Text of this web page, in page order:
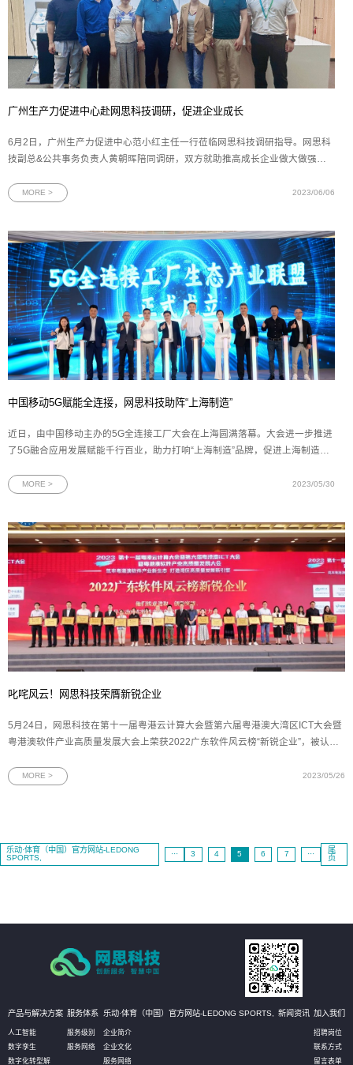
广州生产力促进中心赴网思科技调研，促进企业成长
6月2日，广州生产力促进中心范小红主任一行莅临网思科技调研指导。网思科
技副总&公共事务负责人黄朝晖陪同调研，双方就助推高成长企业做大做强进
黄朝晖介绍了公司的经营情况、产品及解决方案的示范案例、荣誉资质、发明
MORE > 2023/06/06
中国移动5G赋能全连接，网思科技助阵“上海制造”
近日，由中国移动主办的5G全连接工厂大会在上海圆满落幕。大会进一步推进
了5G融合应用发展赋能千行百业，助力打响“上海制造”品牌，促进上海制造业
伙伴，网思科技副总裁肖君应邀出席大会，并参与5G全连接工厂生态产业联盟
MORE > 2023/05/30
叱咤风云！网思科技荣膺新锐企业
5月24日，网思科技在第十一届粤港云计算大会暨第六届粤港澳大湾区ICT大会暨
粤港澳软件产业高质量发展大会上荣获2022广东软件风云榜“新锐企业”，被认定
业奖牌2022年广东软件风云榜由羊城晚报报业集团、广东软件行业协会、广东省
MORE > 2023/05/26
乐动·体育（中国）官方网站-LEDONG
SPORTS,
··· 3 4 5 6 7 ···
尾
页
产品与解决方案
人工智能
数字孪生
数字化转型解
服务体系
服务级别
服务网络
乐动·体育（中国）官方网站-LEDONG SPORTS,
企业简介
企业文化
服务网络
新闻资讯 加入我们
招聘岗位
联系方式
留言表单